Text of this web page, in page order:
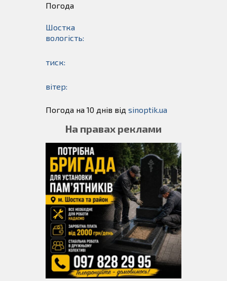
Погода
Шостка
вологість:
тиск:
вітер:
Погода на 10 днів від sinoptik.ua
На правах реклами